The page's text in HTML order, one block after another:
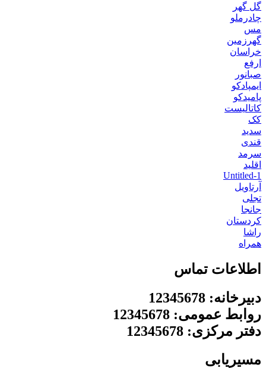
گل گهر
چادرملو
مس
گهرزمین
خراسان
ارفع
صبانور
ایمپادکو
پامیدکو
کاتالیست
کک
سدید
قندی
سرمد
اقلید
Untitled-1
آرتاویل
تجلی
جانجا
کردستان
راشا
همراه
اطلاعات تماس
دبیرخانه: 12345678
روابط عمومی: 12345678
دفتر مرکزی: 12345678
مسیریابی